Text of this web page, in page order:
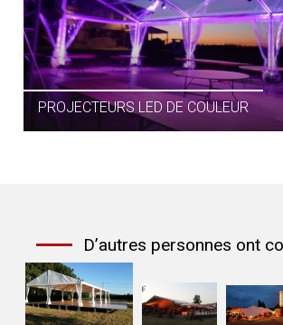
PROJECTEURS LED DE COULEUR
D’autres personnes ont